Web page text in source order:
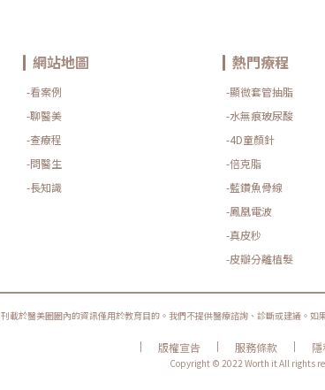
網站地圖
-看案例
-聊醫美
-查療程
-問醫生
-長知識
熱門療程
-顯微套管抽脂
-水無痕玻尿酸
-4D童顏針
-倍克脂
-藍鑽魚骨線
-鳳凰電波
-真皮秒
-皮瓣分離植髮
刊載於醫美圈圈內的資訊僅用於教育目的。我們不提供醫療諮詢、診斷或建議。
| 版權宣告 | 服務條款 |
Copyright © 2022 Worth it All rights